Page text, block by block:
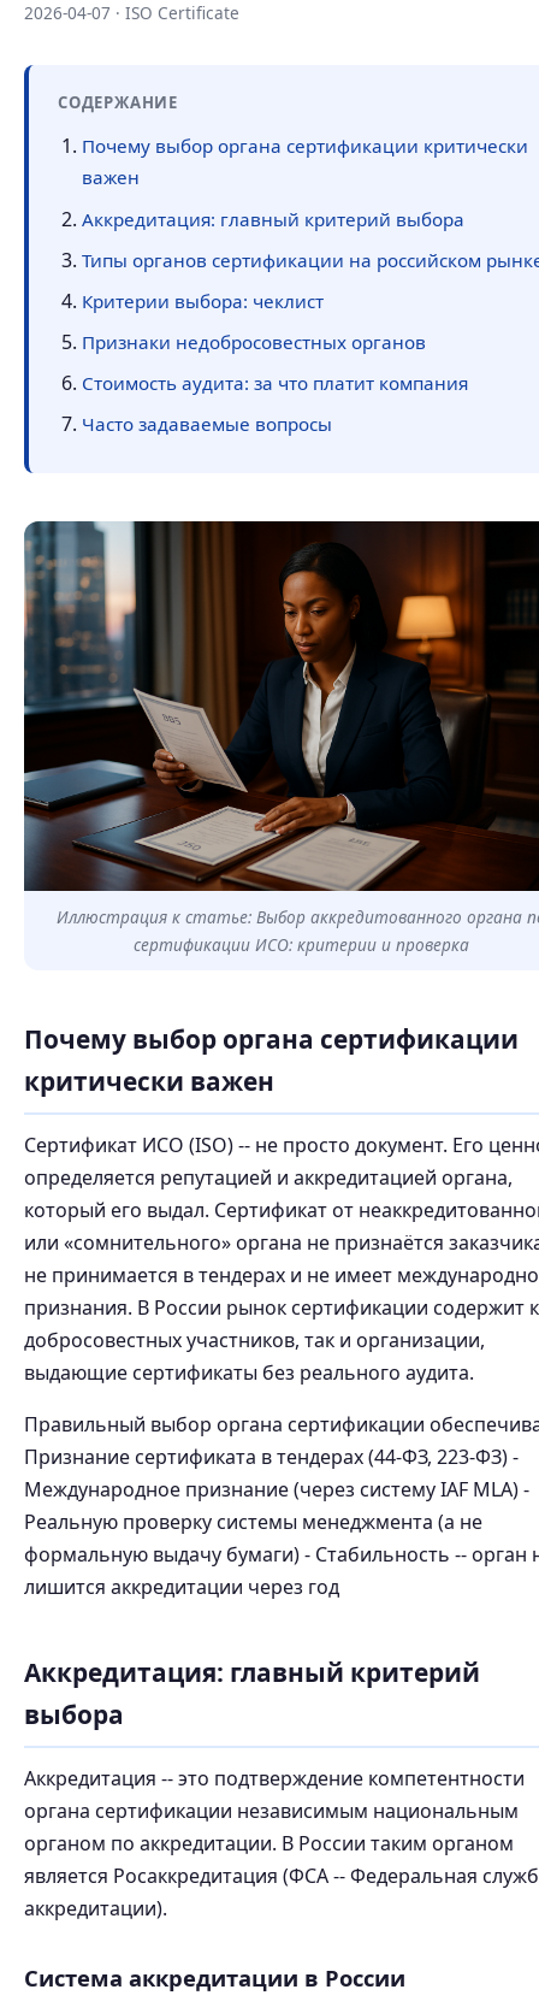
2026-04-07 · ISO Certificate
СОДЕРЖАНИЕ
Почему выбор органа сертификации критически
важен
Аккредитация: главный критерий выбора
Типы органов сертификации на российском
Критерии выбора: чеклист
Признаки недобросовестных органов
Стоимость аудита: за что платит компания
Часто задаваемые вопросы
Иллюстрация к статье: Выбор аккредитованного органа
сертификации ИСО: критерии и проверка
Почему выбор органа сертификации
критически важен
Сертификат ИСО (ISO) -- не просто документ. Его
определяется репутацией и аккредитацией органа,
который его выдал. Сертификат от
или «сомнительного» органа не признаётся
не принимается в тендерах и не имеет
признания. В России рынок сертификации содержит
добросовестных участников, так и организации,
выдающие сертификаты без реального аудита.
Правильный выбор органа сертификации
Признание сертификата в тендерах (44-ФЗ, 223-ФЗ) -
Международное признание (через систему IAF MLA) -
Реальную проверку системы менеджмента (а не
формальную выдачу бумаги) - Стабильность -- орган
лишится аккредитации через год
Аккредитация: главный критерий
выбора
Аккредитация -- это подтверждение компетентности
органа сертификации независимым национальным
органом по аккредитации. В России таким органом
является Росаккредитация (ФСА -- Федеральная
аккредитации).
Система аккредитации в России